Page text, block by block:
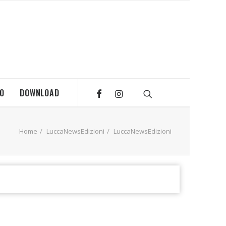
DOWNLOAD
Home LuccaNewsEdizioni LuccaNewsEdizioni